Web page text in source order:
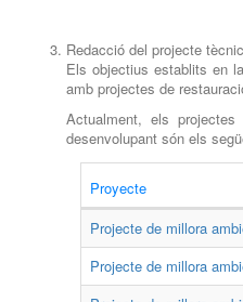
Redacció del projecte
Els objectius establits en
amb projectes de
Actualment, els
desenvolupant són els
Proyecte
Projecte de millora
Projecte de millora